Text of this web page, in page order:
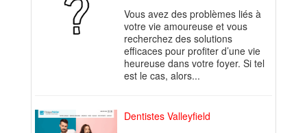
Vous avez des problèmes liés à
votre vie amoureuse et vous
recherchez des solutions
efficaces pour profiter d’une vie
heureuse dans votre foyer. Si tel
est le cas, alors...
Dentistes Valleyfield